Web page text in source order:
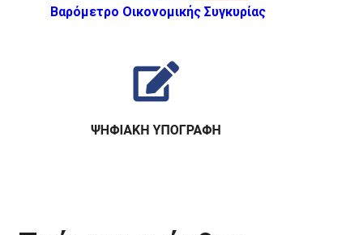
Βαρόμετρο Οικονομικής Συγκυρίας